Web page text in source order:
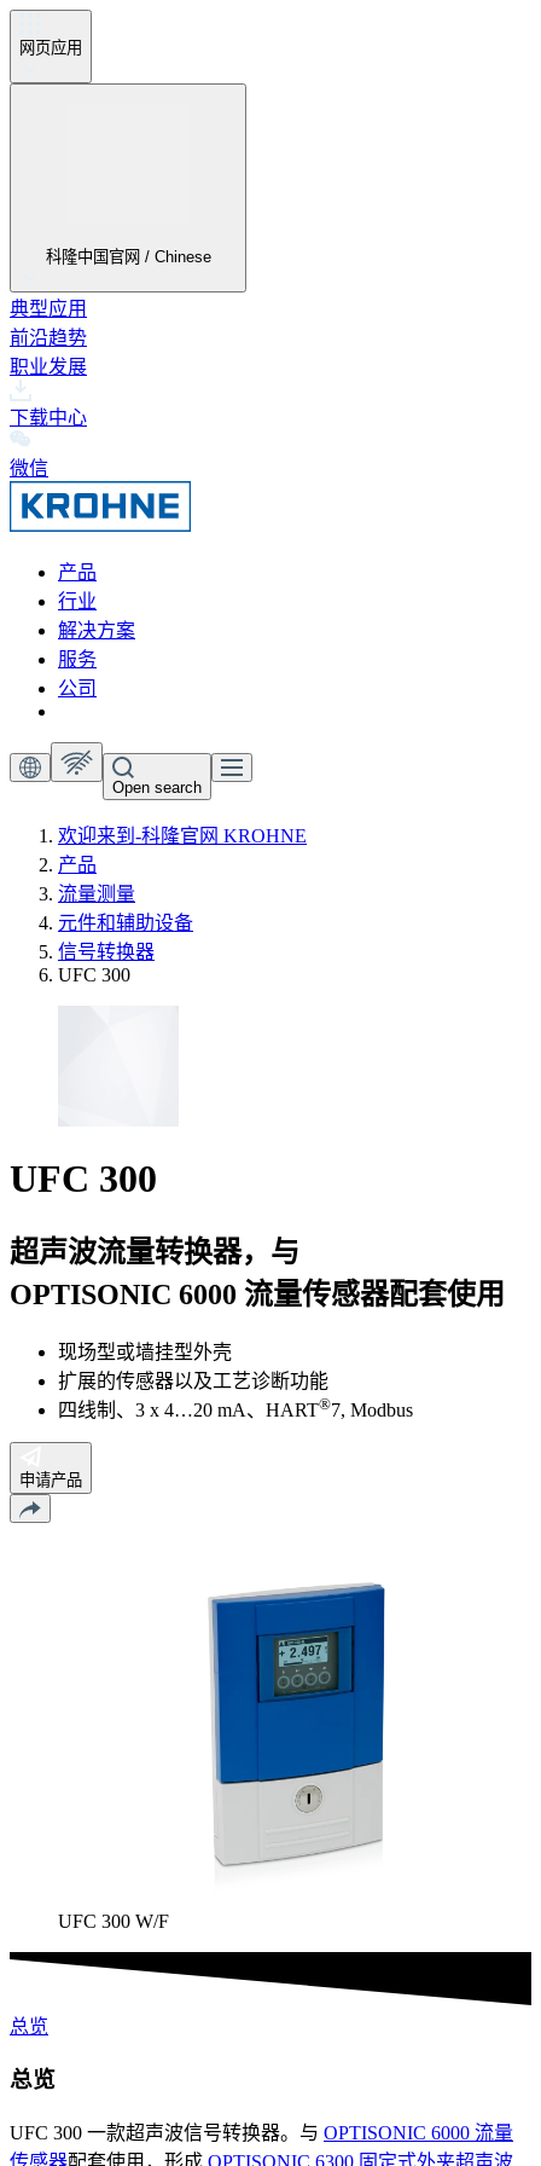
网页应用
科隆中国官网 / Chinese
典型应用
前沿趋势
职业发展
下载中心
微信
产品
行业
解决方案
服务
公司
Open search
欢迎来到-科隆官网 KROHNE
产品
流量测量
元件和辅助设备
信号转换器
UFC 300
UFC 300
超声波流量转换器，与
OPTISONIC 6000 流量传感器配套使用
现场型或墙挂型外壳
扩展的传感器以及工艺诊断功能
四线制、3 x 4…20 mA、HART®7, Modbus
申请产品
UFC 300 W/F
总览
总览
UFC 300 一款超声波信号转换器。与 OPTISONIC 6000 流量
传感器配套使用，形成 OPTISONIC 6300 固定式外夹超声波